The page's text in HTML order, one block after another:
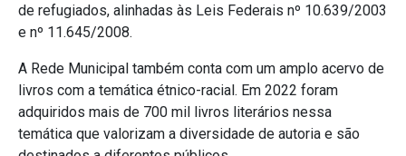
de refugiados, alinhadas às Leis Federais nº 10.639/2003
e nº 11.645/2008.
A Rede Municipal também conta com um amplo acervo de
livros com a temática étnico-racial. Em 2022 foram
adquiridos mais de 700 mil livros literários nessa
temática que valorizam a diversidade de autoria e são